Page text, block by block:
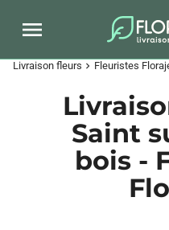
Livraison fleurs chevron_right Fleuristes
Saint
bois -